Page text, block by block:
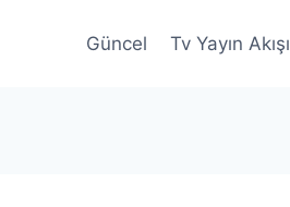
Güncel Tv Yayın Akışı